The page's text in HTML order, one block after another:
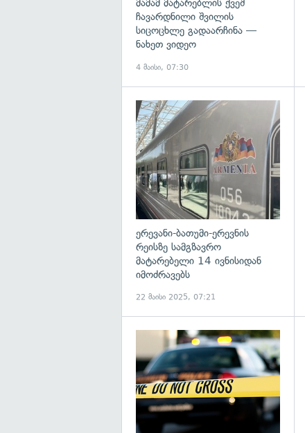
მამამ მატარებლის ქვეშ
ჩავარდნილი შვილის
სიცოცხლე გადაარჩინა —
ნახეთ ვიდეო
4 მაისი, 07:30
ერევანი-ბათუმი-ერევნის
რეისზე სამგზავრო
მატარებელი 14 ივნისიდან
იმოძრავებს
22 მაისი 2025, 07:21